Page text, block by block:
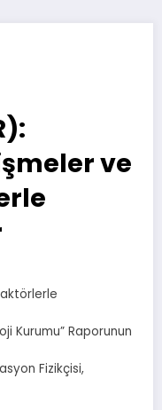
ve
Kurumu” Raporunun
Fizikçisi,